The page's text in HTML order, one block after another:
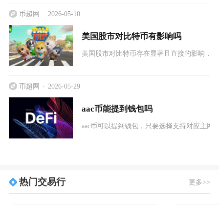
币超网 2026-05-10
美国股市对比特币有影响吗
美国股市对比特币存在显著且直接的影响，
币超网 2026-05-29
aac币能提到钱包吗
aac币可以提到钱包，只要选择支持对应主
热门交易行 更多>>